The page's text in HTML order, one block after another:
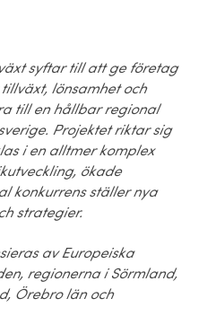
syftar till att ge företag
lönsamhet och
till en hållbar regional
Projektet riktar sig
i en alltmer komplex
ökade
konkurrens ställer nya
strategier.
av Europeiska
regionerna i Sörmland,
Örebro län och